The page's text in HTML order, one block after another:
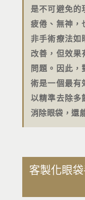
是不可避免
疲倦、無神，
非手術療法
改善，但效
問題。因此
術是一個最有
以精準去除多
消除眼袋，還
客製化眼